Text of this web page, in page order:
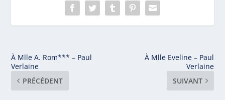
À Mlle A. Rom*** – Paul
Verlaine
PRÉCÉDENT
À Mlle Eveline – Paul
Verlaine
SUIVANT